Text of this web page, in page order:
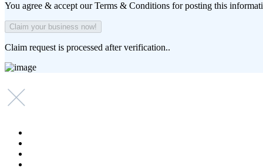
You agree & accept our Terms & Conditions for posting this
Claim request is processed after verification..